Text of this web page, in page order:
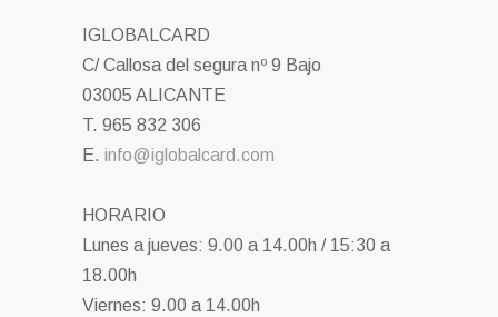
IGLOBALCARD
C/ Callosa del segura nº 9 Bajo
03005 ALICANTE
T. 965 832 306
E. info@iglobalcard.com
HORARIO
Lunes a jueves: 9.00 a 14.00h / 15:30 a
18.00h
Viernes: 9.00 a 14.00h